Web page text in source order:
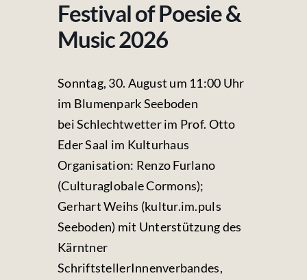
Festival of Poesie &
Music 2026
Sonntag, 30. August um 11:00 Uhr
im Blumenpark Seeboden
bei Schlechtwetter im Prof. Otto
Eder Saal im Kulturhaus
Organisation: Renzo Furlano
(Culturaglobale Cormons);
Gerhart Weihs (kultur.im.puls
Seeboden) mit Unterstützung des
Kärntner
SchriftstellerInnenverbandes,